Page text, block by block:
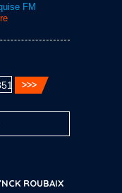
FM
ROUBAIX